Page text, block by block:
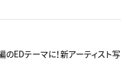
EDテーマに！新アーティスト写